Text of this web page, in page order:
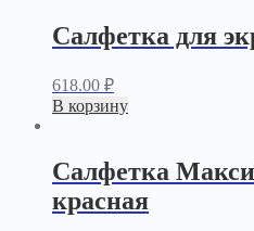
Салфетка для
618.00 ₽
В корзину
Салфетка
красная